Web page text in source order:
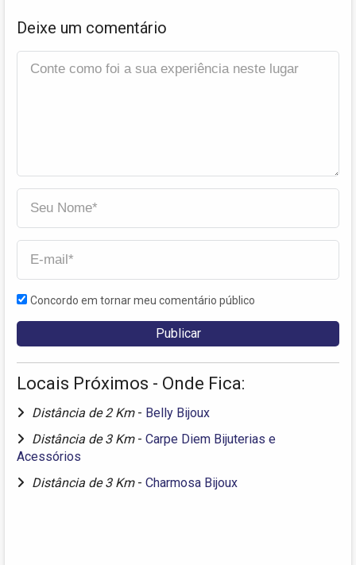
Deixe um comentário
Concordo em tornar meu comentário público
Locais Próximos - Onde Fica:
Distância de 2 Km - Belly Bijoux
Distância de 3 Km - Carpe Diem Bijuterias e
Acessórios
Distância de 3 Km - Charmosa Bijoux